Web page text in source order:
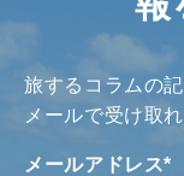
旅するコラムの
メールで受け取
メールアドレス*